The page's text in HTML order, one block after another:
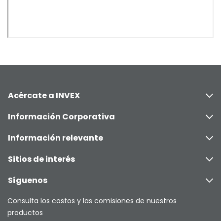
Acércate a INVEX
Información Corporativa
Información relevante
Sitios de interés
Síguenos
Consulta los costos y las comisiones de nuestros
productos